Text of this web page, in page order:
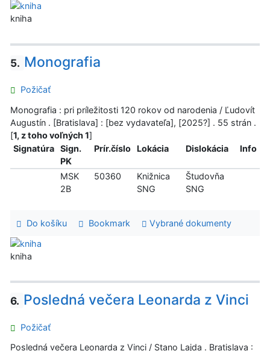
kniha
5. Monografia
Požičať
Monografia : pri príležitosti 120 rokov od narodenia / Ľudovít
Augustín . [Bratislava] : [bez vydavateľa], [2025?] . 55 strán .
[1, z toho voľných 1]
Signatúra
Sign.
PK
Prír.číslo Lokácia Dislokácia Info
MSK
2B
50360
Knižnica
SNG
Študovňa
SNG
Do košíku Bookmark Vybrané dokumenty
kniha
6. Posledná večera Leonarda z Vinci
Požičať
Posledná večera Leonarda z Vinci / Stano Lajda . Bratislava :